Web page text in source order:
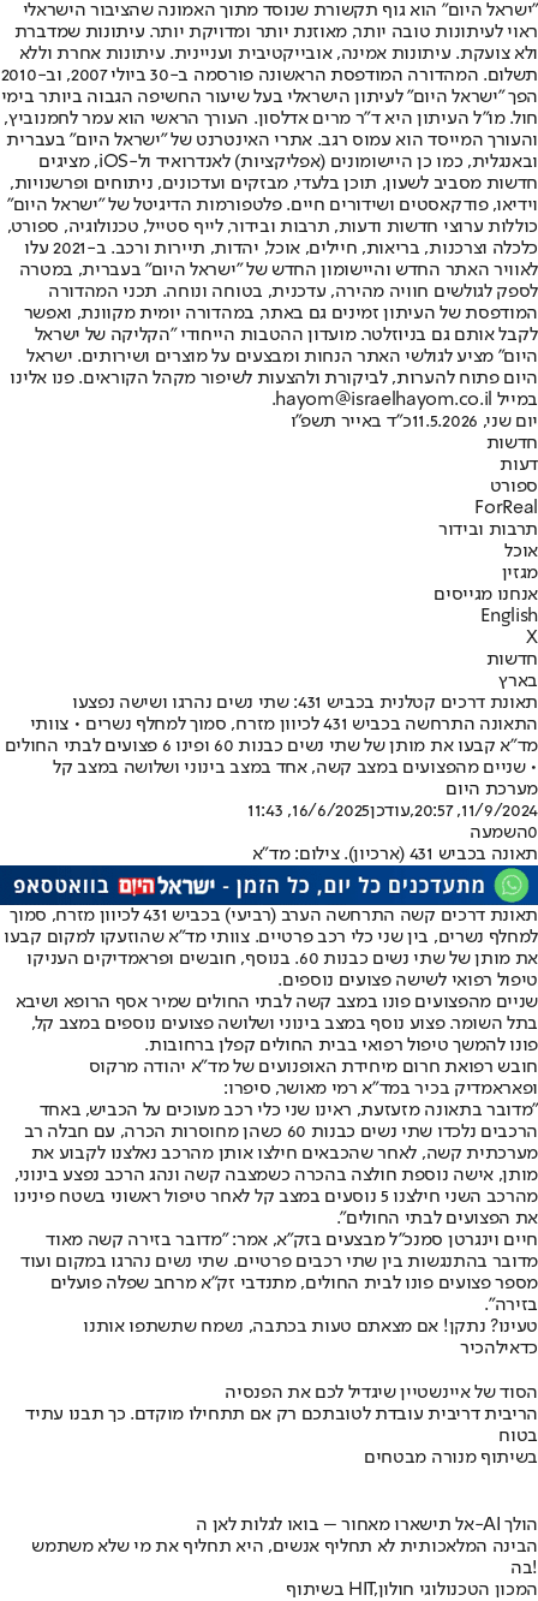
"ישראל היום" הוא גוף תקשורת שנוסד מתוך האמונה שהציבור הישראלי
ראוי לעיתונות טובה יותר, מאוזנת יותר ומדויקת יותר. עיתונות שמדברת
ולא צועקת. עיתונות אמינה, אובייקטיבית ועניינית. עיתונות אחרת וללא
תשלום. המהדורה המודפסת הראשונה פורסמה ב-30 ביולי 2007, וב-2010
הפך "ישראל היום" לעיתון הישראלי בעל שיעור החשיפה הגבוה ביותר בימי
חול. מו"ל העיתון היא ד"ר מרים אדלסון. העורך הראשי הוא עמר לחמנוביץ,
והעורך המייסד הוא עמוס רגב. אתרי האינטרנט של "ישראל היום" בעברית
ובאנגלית, כמו כן היישומונים (אפליקציות) לאנדרואיד ול-iOS, מציגים
חדשות מסביב לשעון, תוכן בלעדי, מבזקים ועדכונים, ניתוחים ופרשנויות,
וידיאו, פודקאסטים ושידורים חיים. פלטפורמות הדיגיטל של "ישראל היום"
כוללות ערוצי חדשות ודעות, תרבות ובידור, לייף סטייל, טכנולוגיה, ספורט,
כלכלה וצרכנות, בריאות, חיילים, אוכל, יהדות, תיירות ורכב. ב-2021 עלו
לאוויר האתר החדש והיישומון החדש של "ישראל היום" בעברית, במטרה
לספק לגולשים חוויה מהירה, עדכנית, בטוחה ונוחה. תכני המהדורה
המודפסת של העיתון זמינים גם באתר, במהדורה יומית מקוונת, ואפשר
לקבל אותם גם בניוזלטר. מועדון ההטבות הייחודי "הקליקה של ישראל
היום" מציע לגולשי האתר הנחות ומבצעים על מוצרים ושירותים. ישראל
היום פתוח להערות, לביקורת ולהצעות לשיפור מקהל הקוראים. פנו אלינו
במייל hayom@israelhayom.co.il.
יום שני, 11.5.2026
כ"ד באייר תשפ"ו
חדשות
דעות
ספורט
ForReal
תרבות ובידור
אוכל
מגזין
אנחנו מגייסים
English
X
חדשות
בארץ
תאונת דרכים קטלנית בכביש 431: שתי נשים נהרגו ושישה נפצעו
התאונה התרחשה בכביש 431 לכיוון מזרח, סמוך למחלף נשרים • צוותי
מד"א קבעו את מותן של שתי נשים כבנות 60 ופינו 6 פצועים לבתי החולים
• שניים מהפצועים במצב קשה, אחד במצב בינוני ושלושה במצב קל
מערכת היום
11/9/2024, 20:57
,עודכן16/6/2025, 11:43
0השמעה
תאונה בכביש 431 (ארכיון). צילום: מד"א
תאונת דרכים קשה התרחשה הערב (רביעי) בכביש 431 לכיוון מזרח, סמוך
למחלף נשרים, בין שני כלי רכב פרטיים. צוותי מד"א שהוזעקו למקום קבעו
את מותן של שתי נשים כבנות 60. בנוסף, חובשים ופראמדיקים העניקו
טיפול רפואי לשישה פצועים נוספים.
שניים מהפצועים פונו במצב קשה לבתי החולים שמיר אסף הרופא ושיבא
בתל השומר. פצוע נוסף במצב בינוני ושלושה פצועים נוספים במצב קל,
פונו להמשך טיפול רפואי בבית החולים קפלן ברחובות.
חובש רפואת חרום מיחידת האופנועים של מד"א יהודה מרקוס
ופאראמדיק בכיר במד"א רמי מאושר, סיפרו:
"מדובר בתאונה מזעזעת, ראינו שני כלי רכב מעוכים על הכביש, באחד
הרכבים נלכדו שתי נשים כבנות 60 כשהן מחוסרות הכרה, עם חבלה רב
מערכתית קשה, לאחר שהכבאים חילצו אותן מהרכב נאלצנו לקבוע את
מותן, אישה נוספת חולצה בהכרה כשמצבה קשה ונהג הרכב נפצע בינוני,
מהרכב השני חילצנו 5 נוסעים במצב קל לאחר טיפול ראשוני בשטח פינינו
את הפצועים לבתי החולים".
חיים וינגרטן סמנכ"ל מבצעים בזק"א, אמר: "מדובר בזירה קשה מאוד
מדובר בהתנגשות בין שתי רכבים פרטיים. שתי נשים נהרגו במקום ועוד
מספר פצועים פונו לבית החולים, מתנדבי זק"א מרחב שפלה פועלים
בזירה".
טעינו? נתקן! אם מצאתם טעות בכתבה, נשמח שתשתפו אותנו
כדאילהכיר
הסוד של איינשטיין שיגדיל לכם את הפנסיה
הריבית דריבית עובדת לטובתכם רק אם תתחילו מוקדם. כך תבנו עתיד
בטוח
בשיתוף מנורה מבטחים
אל תישארו מאחור – בואו לגלות לאן ה-AI הולך
הבינה המלאכותית לא תחליף אנשים, היא תחליף את מי שלא משתמש
בה!
בשיתוף HIT,המכון הטכנולוגי חולון